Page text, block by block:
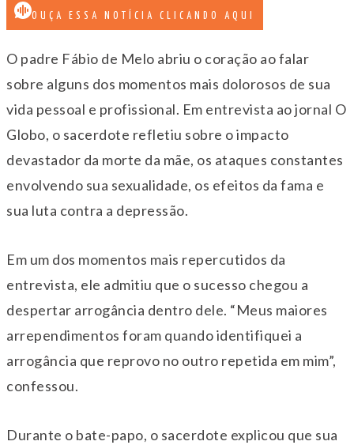
OUÇA ESSA NOTÍCIA CLICANDO AQUI
O padre Fábio de Melo abriu o coração ao falar
sobre alguns dos momentos mais dolorosos de sua
vida pessoal e profissional. Em entrevista ao jornal O
Globo, o sacerdote refletiu sobre o impacto
devastador da morte da mãe, os ataques constantes
envolvendo sua sexualidade, os efeitos da fama e
sua luta contra a depressão.
Em um dos momentos mais repercutidos da
entrevista, ele admitiu que o sucesso chegou a
despertar arrogância dentro dele. “Meus maiores
arrependimentos foram quando identifiquei a
arrogância que reprovo no outro repetida em mim”,
confessou.
Durante o bate-papo, o sacerdote explicou que sua